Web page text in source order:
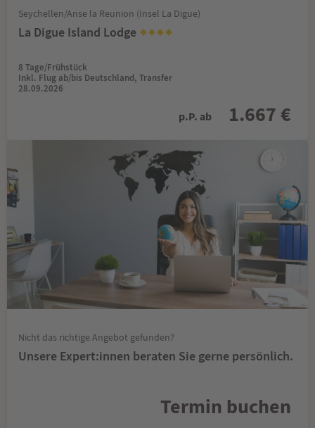
Seychellen/Anse la Reunion (Insel La Digue)
La Digue Island Lodge
8 Tage/Frühstück
Inkl. Flug ab/bis Deutschland, Transfer
28.09.2026
p.P. ab 1.667 €
Nicht das richtige Angebot gefunden?
Unsere Expert:innen beraten Sie gerne persönlich.
Termin buchen